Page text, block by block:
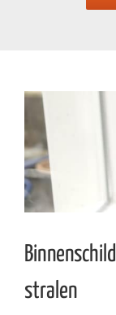
stralen